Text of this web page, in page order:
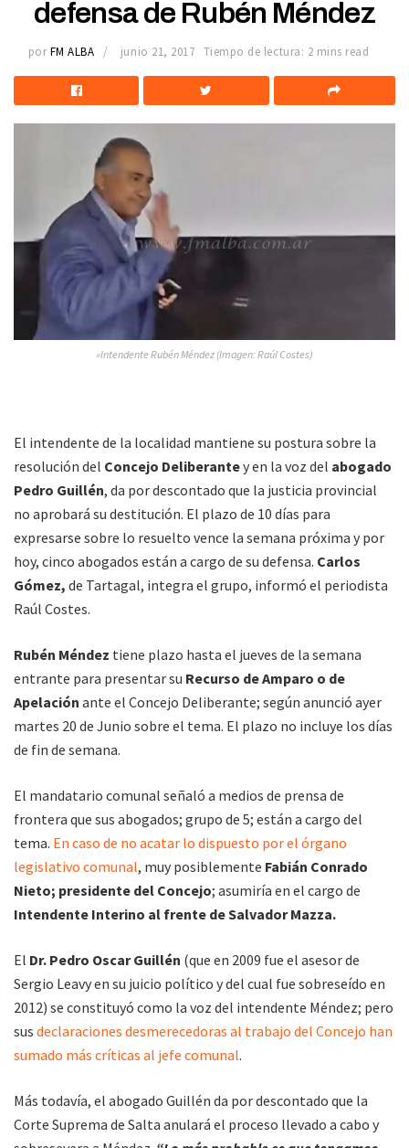
defensa de Rubén Méndez
por FM ALBA junio 21, 2017 Tiempo de lectura: 2 mins read
»Intendente Rubén Méndez (Imagen: Raúl Costes)
El intendente de la localidad mantiene su postura sobre la
resolución del Concejo Deliberantey en la voz del abogado
Pedro Guillén, da por descontado que la justicia provincial
no aprobará su destitución. El plazo de 10 días para
expresarse sobre lo resuelto vence la semana próxima y por
hoy, cinco abogados están a cargo de su defensa. Carlos
Gómez, de Tartagal, integra el grupo, informó el periodista
Raúl Costes.
Rubén Méndez tiene plazo hasta el jueves de la semana
entrante para presentar su Recurso de Amparo o de
Apelación ante el Concejo Deliberante; según anunció ayer
martes 20 de Junio sobre el tema. El plazo no incluye los días
de fin de semana.
El mandatario comunal señaló a medios de prensa de
frontera que sus abogados; grupo de 5; están a cargo del
tema. En caso de no acatar lo dispuesto por el órgano
legislativo comunal, muy posiblemente Fabián Conrado
Nieto; presidente del Concejo; asumiría en el cargo de
Intendente Interino al frente de Salvador Mazza.
El Dr. Pedro Oscar Guillén (que en 2009 fue el asesor de
Sergio Leavy en su juicio político y del cual fue sobreseído en
2012) se constituyó como la voz del intendente Méndez; pero
sus declaraciones desmerecedoras al trabajo del Concejo han
sumado más críticas al jefe comunal.
Más todavía, el abogado Guillén da por descontado que la
Corte Suprema de Salta anulará el proceso llevado a cabo y